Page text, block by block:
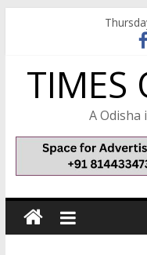
TIMES
A